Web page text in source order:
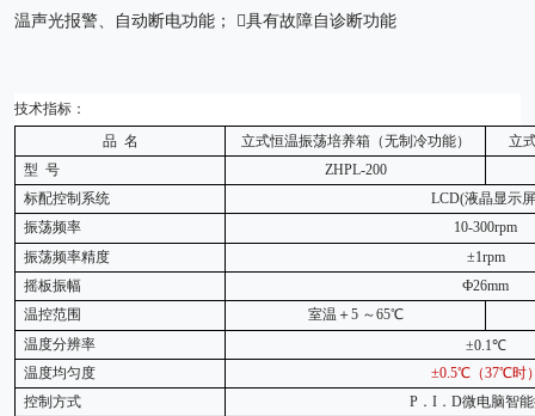
温声光报警、自动断电功能； 具有故障自诊断功能
技术指标：
品 名 立式恒温振荡培养箱（无制冷功能）
立
型 号
ZHPL-200
标配控制系统
LCD(液晶显示
振荡频率
10-300rpm
振荡频率精度
±1rpm
摇板振幅
Ф26mm
温控范围
室温＋ 5 ～65℃
温度分辨率
±0.1℃
温度均匀度
±0. 5℃（37℃时
控制方式
P． I． D微电脑智